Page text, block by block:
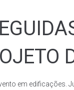
em edificações.